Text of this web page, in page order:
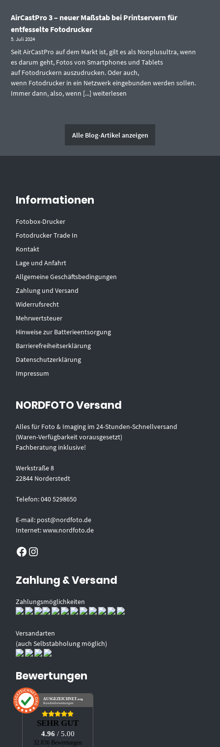
AirCastPro 3 – neuer Maßstab bei Printservern für
entfesselte Fotodrucker
5. Juli 2024
Seit AirCastPro auf dem Markt ist, gilt es als Nonplusultra, wenn
es darum geht, Fotos von Smartphones und Tablets
auf Fotodruckern auszudrucken. Oder auch,
wenn Fotodrucker in ein Netzwerk eingebunden werden sollen.
Immer dann, also, wenn [...]weiterlesen
Alle Blog-Artikel anzeigen
Informationen
Fotobox-Drucker
Fotodrucker Trade In
Kontakt
Lage und Anfahrt
Allgemeine Geschäftsbedingungen
Zahlung und Versand
Widerrufsrecht
Mehrwertsteuer
Hinweise zur Batterieentsorgung
Barrierefreiheitserklärung
Datenschutzerklärung
Impressum
NORDFOTO Versand
Alles für Foto & Imaging im 24-Stunden-Schnellversand
(Waren-Verfügbarkeit vorausgesetzt)
Fachberatung inklusive!
Werkstraße 8
22844 Norderstedt
Telefon: 040 5298650
E-mail: post@nordfoto.de
Internet: www.nordfoto.de
Facebook Instagram
Zahlung & Versand
Zahlungsmöglichkeiten
Versandarten
(auch Selbstabholung möglich)
Bewertungen
AUSGEZEICHNET.org
Kundenbewertungen
SEHR GUT
4.96 / 5.00
32.836 Bewertungen